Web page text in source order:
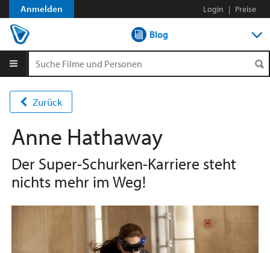
Anmelden Login | Preise
Blog
Shop
Zurück
Anne Hathaway
Der Super-Schurken-Karriere steht
nichts mehr im Weg!